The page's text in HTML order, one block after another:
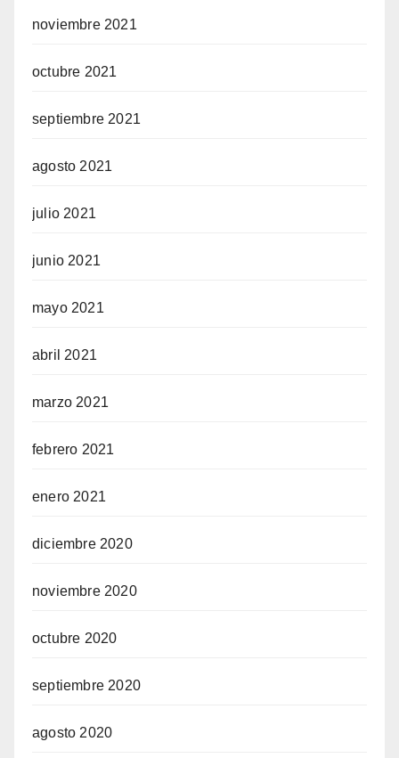
noviembre 2021
octubre 2021
septiembre 2021
agosto 2021
julio 2021
junio 2021
mayo 2021
abril 2021
marzo 2021
febrero 2021
enero 2021
diciembre 2020
noviembre 2020
octubre 2020
septiembre 2020
agosto 2020